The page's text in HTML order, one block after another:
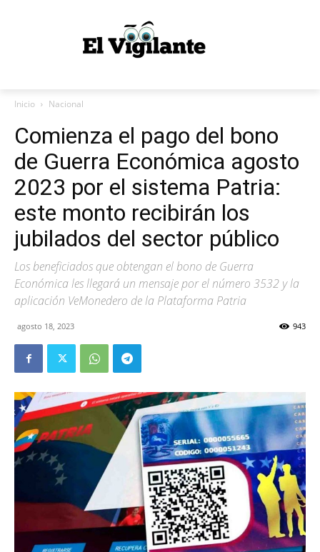
Inicio Nacional
Comienza el pago del bono
de Guerra Económica agosto
2023 por el sistema Patria:
este monto recibirán los
jubilados del sector público
Los beneficiados que obtengan el bono de Guerra
Económica les llegará un mensaje por el número 3532 y la
aplicación VeMonedero de la Plataforma Patria
agosto 18, 2023 943